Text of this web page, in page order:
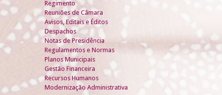
Regimento
Reuniões de Câmara
Avisos, Editais e Éditos
Despachos
Notas de Presidência
Regulamentos e Normas
Planos Municipais
Gestão Financeira
Recursos Humanos
Modernização Administrativa